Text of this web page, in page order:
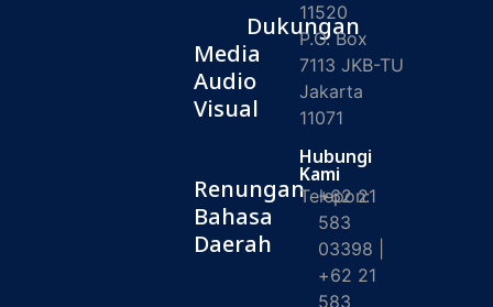
Media
Audio
Visual
Renungan
Bahasa
Daerah
Dukungan
11520
P.O. Box
7113 JKB-TU
Jakarta
11071
Hubungi
Kami
Telepon:
+62 21
583
03398 |
+62 21
583